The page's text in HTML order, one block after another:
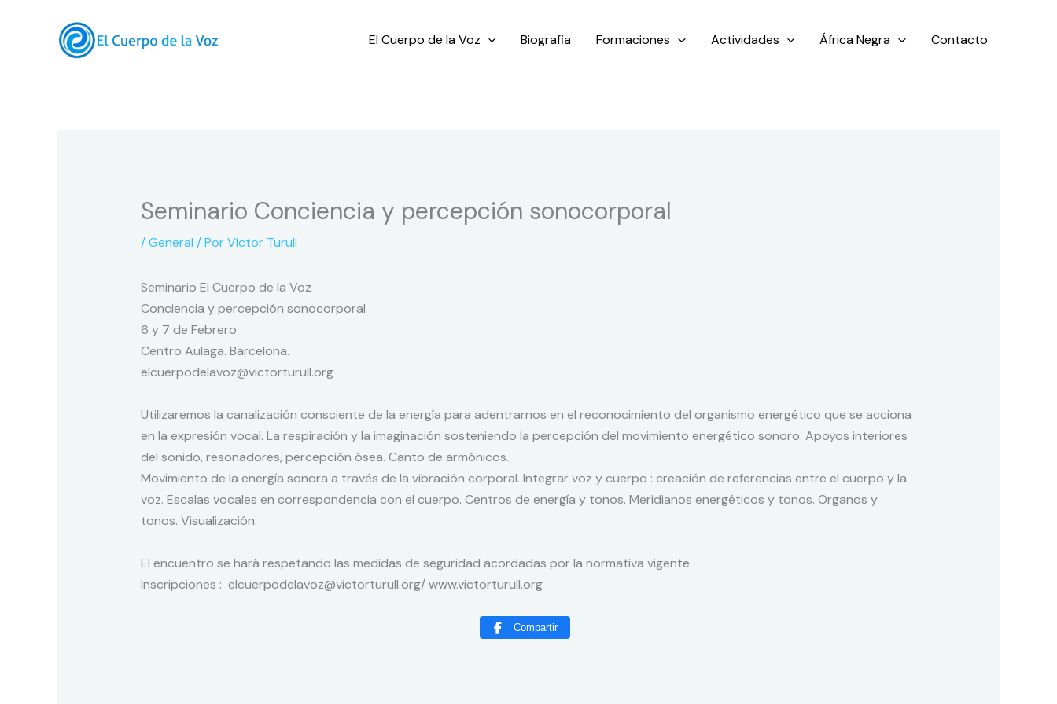
El Cuerpo de la Voz Biografia Formaciones Actividades África Negra Contacto
Seminario Conciencia y percepción sonocorporal
/General / PorVíctor Turull
Seminario El Cuerpo de la Voz
Conciencia y percepción sonocorporal
6 y 7 de Febrero
Centro Aulaga. Barcelona.
elcuerpodelavoz@victorturull.org
Utilizaremos la canalización consciente de la energía para adentrarnos en el reconocimiento del organismo energético que se acciona
en la expresión vocal. La respiración y la imaginación sosteniendo la percepción del movimiento energético sonoro. Apoyos interiores
del sonido, resonadores, percepción ósea. Canto de armónicos.
Movimiento de la energía sonora a través de la vibración corporal. Integrar voz y cuerpo : creación de referencias entre el cuerpo y la
voz. Escalas vocales en correspondencia con el cuerpo. Centros de energía y tonos. Meridianos energéticos y tonos. Organos y
tonos. Visualización.
El encuentro se hará respetando las medidas de seguridad acordadas por la normativa vigente
Inscripciones : elcuerpodelavoz@victorturull.org/ www.victorturull.org
Compartir